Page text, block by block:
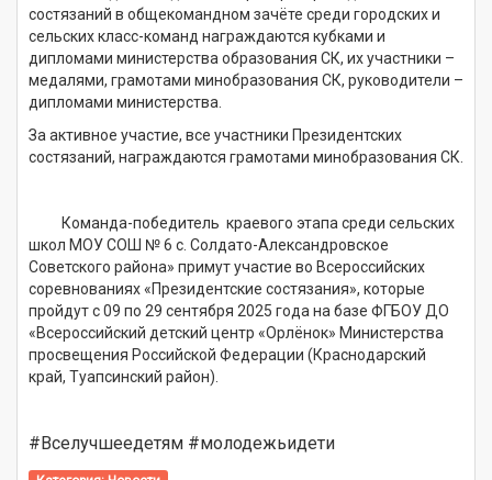
состязаний в общекомандном зачёте среди городских и
сельских класс-команд награждаются кубками и
дипломами министерства образования СК, их участники –
медалями, грамотами минобразования СК, руководители –
дипломами министерства.
За активное участие, все участники Президентских
состязаний, награждаются грамотами минобразования СК.
Команда-победитель краевого этапа среди сельских
школ МОУ СОШ № 6 с. Солдато-Александровское
Советского района» примут участие во Всероссийских
соревнованиях «Президентские состязания», которые
пройдут с 09 по 29 сентября 2025 года на базе ФГБОУ ДО
«Всероссийский детский центр «Орлёнок» Министерства
просвещения Российской Федерации (Краснодарский
край, Туапсинский район).
#Вселучшеедетям #молодежьидети